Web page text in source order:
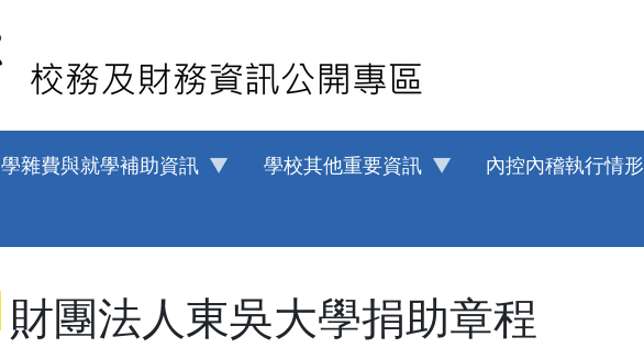
學雜費與就學補助資訊 學校其他重要資訊 內控內稽執行情形
財團法人東吳大學捐助章程